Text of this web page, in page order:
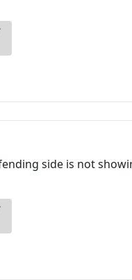
side is not